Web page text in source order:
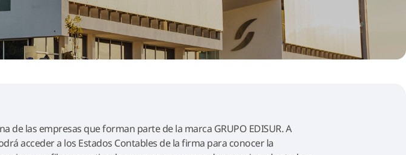
de las empresas que forman parte de la marca GRUPO EDISUR. A
acceder a los Estados Contables de la firma para conocer la